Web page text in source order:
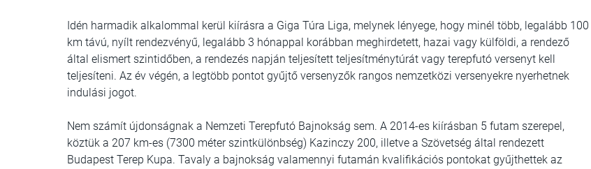
Idén harmadik alkalommal kerül kiírásra a Giga Túra Liga, melynek lényege, hogy minél több, legalább 100
km távú, nyílt rendezvényű, legalább 3 hónappal korábban meghirdetett, hazai vagy külföldi, a rendező
által elismert szintidőben, a rendezés napján teljesített teljesítménytúrát vagy terepfutó versenyt kell
teljesíteni. Az év végén, a legtöbb pontot gyűjtő versenyzők rangos nemzetközi versenyekre nyerhetnek
indulási jogot.
Nem számít újdonságnak a Nemzeti Terepfutó Bajnokság sem. A 2014-es kiírásban 5 futam szerepel,
köztük a 207 km-es (7300 méter szintkülönbség) Kazinczy 200, illetve a Szövetség által rendezett
Budapest Terep Kupa. Tavaly a bajnokság valamennyi futamán kvalifikációs pontokat gyűjthettek az